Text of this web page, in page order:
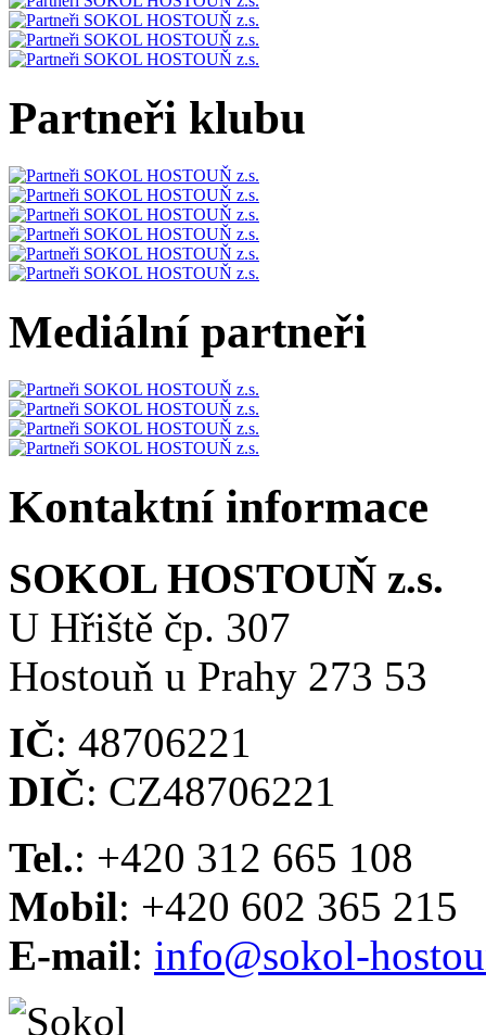
Partneři klubu
Mediální partneři
Kontaktní informace
SOKOL HOSTOUŇ z.s.
U Hřiště čp. 307
Hostouň u Prahy 273 53
IČ: 48706221
DIČ: CZ48706221
Tel.: +420 312 665 108
Mobil: +420 602 365 215
E-mail: info@sokol-